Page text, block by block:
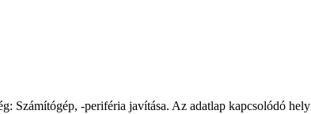
Számítógép, -periféria javítása. Az adatlap kapcsolódó